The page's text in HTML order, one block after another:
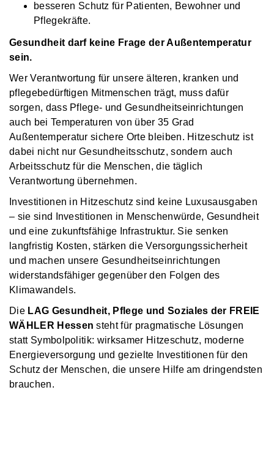
besseren Schutz für Patienten, Bewohner und
Pflegekräfte.
Gesundheit darf keine Frage der Außentemperatur
sein.
Wer Verantwortung für unsere älteren, kranken und
pflegebedürftigen Mitmenschen trägt, muss dafür
sorgen, dass Pflege- und Gesundheitseinrichtungen
auch bei Temperaturen von über 35 Grad
Außentemperatur sichere Orte bleiben. Hitzeschutz ist
dabei nicht nur Gesundheitsschutz, sondern auch
Arbeitsschutz für die Menschen, die täglich
Verantwortung übernehmen.
Investitionen in Hitzeschutz sind keine Luxusausgaben
– sie sind Investitionen in Menschenwürde, Gesundheit
und eine zukunftsfähige Infrastruktur. Sie senken
langfristig Kosten, stärken die Versorgungssicherheit
und machen unsere Gesundheitseinrichtungen
widerstandsfähiger gegenüber den Folgen des
Klimawandels.
Die LAG Gesundheit, Pflege und Soziales der FREIE
WÄHLER Hessen steht für pragmatische Lösungen
statt Symbolpolitik: wirksamer Hitzeschutz, moderne
Energieversorgung und gezielte Investitionen für den
Schutz der Menschen, die unsere Hilfe am dringendsten
brauchen.